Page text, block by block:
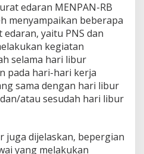
edaran MENPAN-RB
menyampaikan beberapa
yaitu PNS dan
kegiatan
selama hari libur
pada hari-hari kerja
sama dengan hari libur
atau sesudah hari libur
juga dijelaskan, bepergian
yang melakukan